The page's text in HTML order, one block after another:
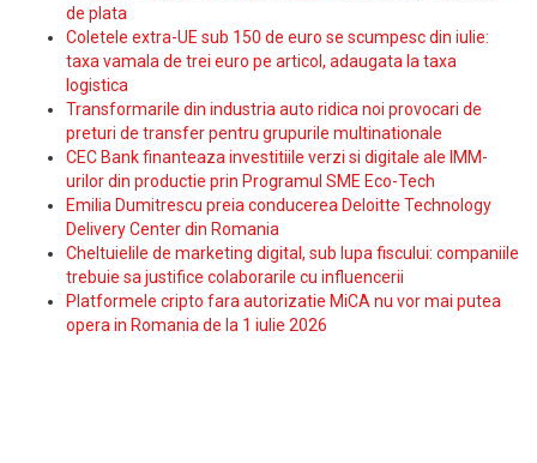
de plata
Coletele extra-UE sub 150 de euro se scumpesc din iulie:
taxa vamala de trei euro pe articol, adaugata la taxa
logistica
Transformarile din industria auto ridica noi provocari de
preturi de transfer pentru grupurile multinationale
CEC Bank finanteaza investitiile verzi si digitale ale IMM-
urilor din productie prin Programul SME Eco-Tech
Emilia Dumitrescu preia conducerea Deloitte Technology
Delivery Center din Romania
Cheltuielile de marketing digital, sub lupa fiscului: companiile
trebuie sa justifice colaborarile cu influencerii
Platformele cripto fara autorizatie MiCA nu vor mai putea
opera in Romania de la 1 iulie 2026